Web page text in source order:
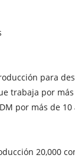
para
trabaja por
por más de 10
20,000